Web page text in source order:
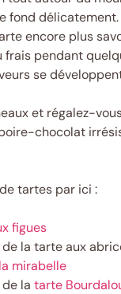
fond délicatement.
encore plus
frais pendant
se
et régalez-
chocolat
tartes par ici :
figues
la tarte aux
mirabelle
la tarte